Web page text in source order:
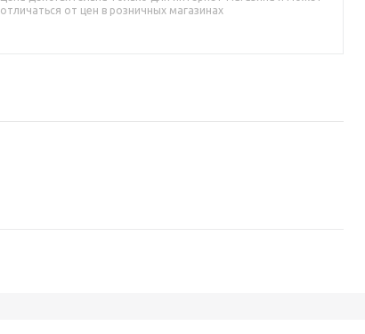
отличаться от цен в розничных магазинах